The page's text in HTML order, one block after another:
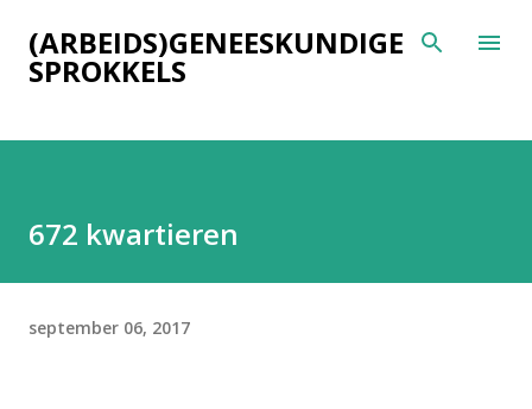
Doorgaan naar hoofdcontent
(ARBEIDS)GENEESKUNDIGE
SPROKKELS
672 kwartieren
september 06, 2017